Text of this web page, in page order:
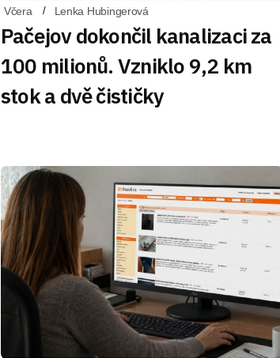
Včera Lenka Hubingerová
Pačejov dokončil kanalizaci za
100 milionů. Vzniklo 9,2 km
stok a dvě čističky